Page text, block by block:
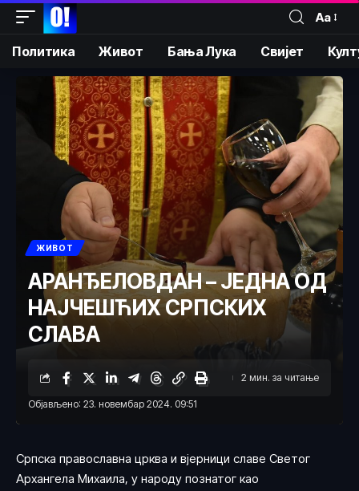
Аа
Политика Живот Бања Лука Свијет
ЖИВОТ
АРАНЂЕЛОВДАН – ЈЕДНА ОД
НАЈЧЕШЋИХ СРПСКИХ
СЛАВА
Објављено: 23. новембар 2024. 09:51
2 мин. за читање
Српска православна црква и вјерници славе Светог
Архангела Михаила, у народу познатог као